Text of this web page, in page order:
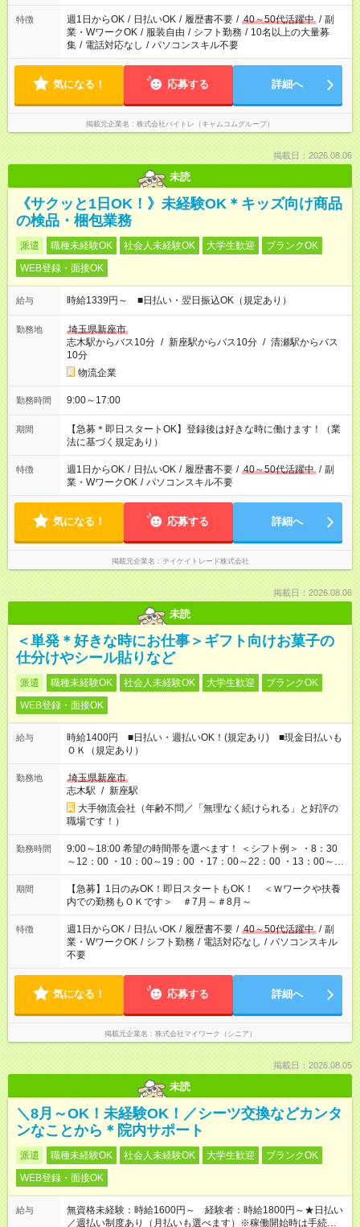
特徴 週1日からOK / 日払いOK / 履歴書不要 / 40～50代活躍中 / 副
業・WワークOK / 服装自由 / シフト勤務 / 10名以上の大量募
集 / 電話対応なし / パソコンスキル不要
気になる！ 応募する 詳細へ
掲載元企業名 株式会社バイトレ（キャムコムグループ）
掲載日：2026.08.06
未読
《サクッと1日OK！》未経験OK＊キッズ向け商品
の検品・梱包業務
派遣 職種未経験OK 社会人未経験OK 大学生歓迎
ブランクOK
WEB登録・面接OK
給与 時給1339円～ ■日払い・翌日振込OK（規定あり）
勤務地
埼玉県新座市
志木駅からバス10分 / 新座駅からバス10分 / 清瀬駅からバス
10分
物流企業
勤務時間 9:00～17:00
期間
【急募＊即日スタートOK】登録後は好きな時に働けます！（業
法に基づく規定あり）
特徴 週1日からOK / 日払いOK / 履歴書不要 / 40～50代活躍中 / 副
業・WワークOK / パソコンスキル不要
気になる！ 応募する 詳細へ
掲載元企業名 テイケイトレード株式会社
掲載日：2026.08.06
未読
＜単発＊好きな時にお仕事＞ギフト向けお菓子の
仕分けやシール貼りなど
派遣 職種未経験OK 社会人未経験OK 大学生歓迎
ブランクOK
WEB登録・面接OK
給与
時給1400円 ■日払い・週払いOK！(規定あり) ■現金日払いも
ＯＫ（規定あり）
勤務地
埼玉県新座市
志木駅 / 新座駅
大手物流会社（年齢不問／「無理なく続けられる」と好評の
職場です！）
勤務時間
9:00～18:00 希望の時間帯を選べます！ ＜シフト例＞ ・8：30
～12：00 ・10：00～19：00 ・17：00～22：00 ・13：00～
22：00 ・22：00～翌6：00 など
期間
【急募】1日のみOK！即日スタートもOK！ ＜Ｗワークや扶養
内での勤務もＯＫです＞ ＃7月～＃8月～
特徴 週1日からOK / 日払いOK / 履歴書不要 / 40～50代活躍中 / 副
業・WワークOK / シフト勤務 / 電話対応なし / パソコンスキル
不要
気になる！ 応募する 詳細へ
掲載元企業名 株式会社マイワーク（シニア）
掲載日：2026.08.05
未読
＼8月～OK！未経験OK！／シーツ交換などカンタ
ンなことから＊院内サポート
派遣 職種未経験OK 社会人未経験OK 大学生歓迎
ブランクOK
WEB登録・面接OK
給与
無資格未経験：時給1600円～ 経験者：時給1800円～★日払い
／週払い制度あり（月払いも選べます）※稼働開始時は手続き完